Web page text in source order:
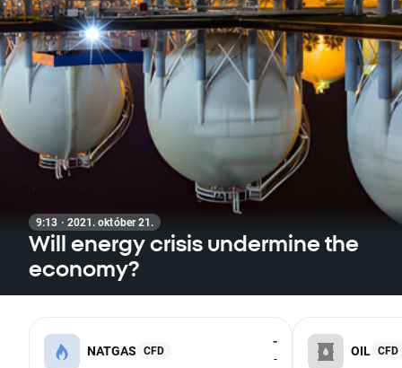
9:13 · 2021. október 21.
Will energy crisis undermine the
economy?
NATGAS CFD
-
-
OIL CFD